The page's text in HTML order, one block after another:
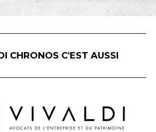
CHRONOS C'EST AUSSI